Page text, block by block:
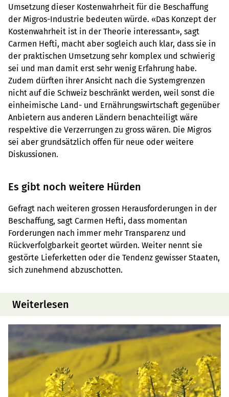
Umsetzung dieser Kostenwahrheit für die Beschaffung
der Migros-Industrie bedeuten würde. «Das Konzept der
Kostenwahrheit ist in der Theorie interessant», sagt
Carmen Hefti, macht aber sogleich auch klar, dass sie in
der praktischen Umsetzung sehr komplex und schwierig
sei und man damit erst sehr wenig Erfahrung habe.
Zudem dürften ihrer Ansicht nach die Systemgrenzen
nicht auf die Schweiz beschränkt werden, weil sonst die
einheimische Land- und Ernährungswirtschaft gegenüber
Anbietern aus anderen Ländern benachteiligt wäre
respektive die Verzerrungen zu gross wären. Die Migros
sei aber grundsätzlich offen für neue oder weitere
Diskussionen.
Es gibt noch weitere Hürden
Gefragt nach weiteren grossen Herausforderungen in der
Beschaffung, sagt Carmen Hefti, dass momentan
Forderungen nach immer mehr Transparenz und
Rückverfolgbarkeit geortet würden. Weiter nennt sie
gestörte Lieferketten oder die Tendenz gewisser Staaten,
sich zunehmend abzuschotten.
Weiterlesen